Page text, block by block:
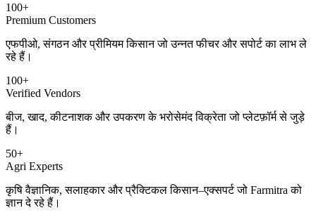
100+
Premium Customers
एफपीओ, संगठन और प्रीमियम किसान जो उन्नत फीचर और सपोर्ट का लाभ ले
रहे हैं।
100+
Verified Vendors
बीज, खाद, कीटनाशक और उपकरण के भरोसेमंद विक्रेता जो प्लेटफ़ॉर्म से जुड़े
हैं।
50+
Agri Experts
कृषि वैज्ञानिक, सलाहकार और प्रैक्टिकल किसान–एक्सपर्ट जो Farmitra को
ज्ञान दे रहे हैं।